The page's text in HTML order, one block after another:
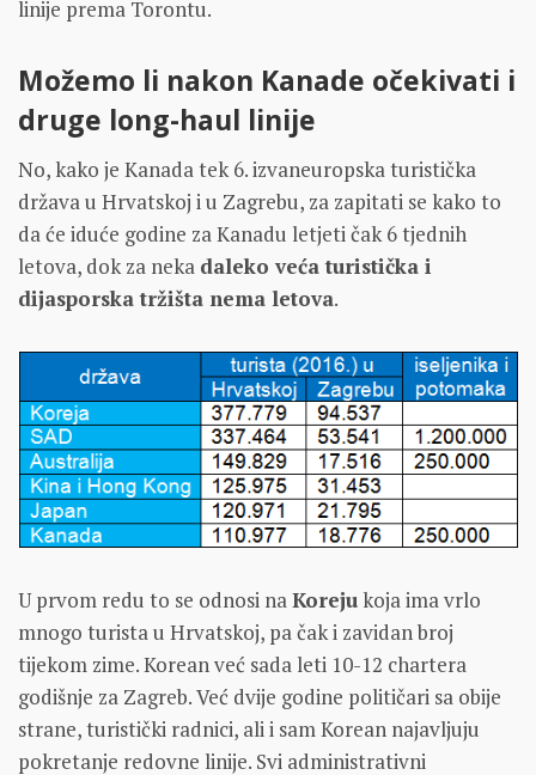
linije prema Torontu.
Možemo li nakon Kanade očekivati i
druge long-haul linije
No, kako je Kanada tek 6. izvaneuropska turistička
država u Hrvatskoj i u Zagrebu, za zapitati se kako to
da će iduće godine za Kanadu letjeti čak 6 tjednih
letova, dok za neka daleko veća turistička i
dijasporska tržišta nema letova.
U prvom redu to se odnosi naKorejukoja ima vrlo
mnogo turista u Hrvatskoj, pa čak i zavidan broj
tijekom zime. Korean već sada leti 10-12 chartera
godišnje za Zagreb. Već dvije godine političari sa obije
strane, turistički radnici, ali i sam Korean najavljuju
pokretanje redovne linije. Svi administrativni